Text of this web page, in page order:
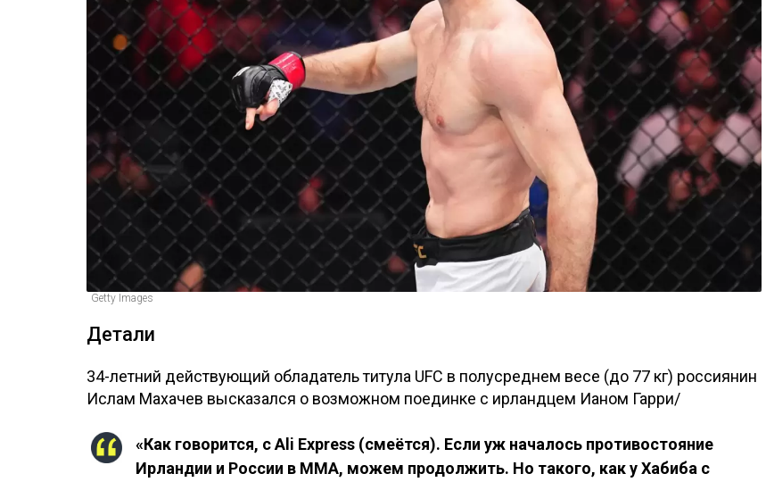
Getty Images
Детали
34-летний действующий обладатель титула UFC в полусреднем весе (до 77 кг) россиянин
Ислам Махачев высказался о возможном поединке с ирландцем Ианом Гарри/
«Как говорится, с Ali Express (смеётся). Если уж началось противостояние
Ирландии и России в MMA, можем продолжить. Но такого, как у Хабиба с